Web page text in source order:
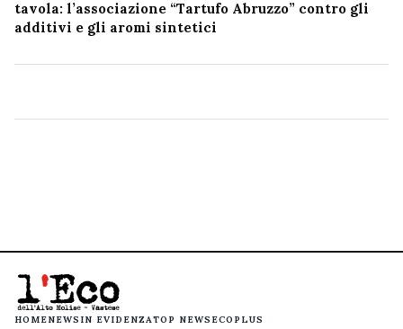
tavola: l’associazione “Tartufo Abruzzo” contro gli
additivi e gli aromi sintetici
HOMENEWS IN EVIDENZATOP NEWS ECOPLUS